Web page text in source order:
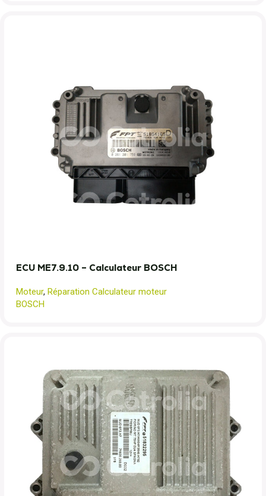
ECU ME7.9.10 – Calculateur BOSCH
Moteur, Réparation Calculateur moteur
BOSCH